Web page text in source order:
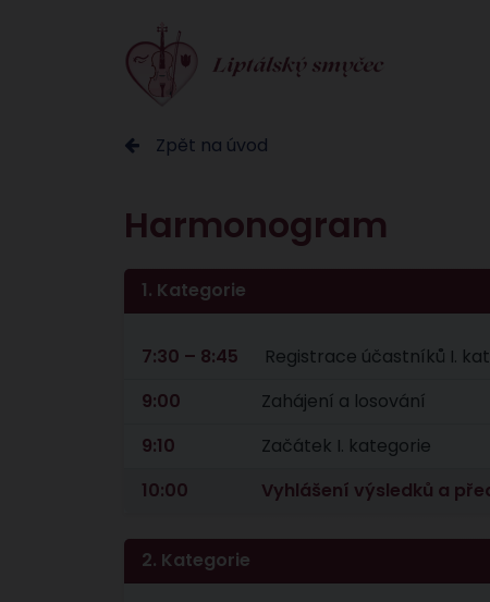
Zpět na úvod
Harmonogram
1. Kategorie
7:30 – 8:45
Registrace účastníků I.
9:00
Zahájení a losování
9:10
Začátek I. kategorie
10:00
Vyhlášení výsledků a
2. Kategorie